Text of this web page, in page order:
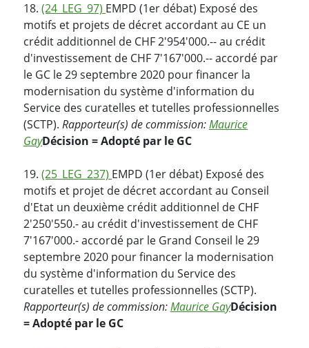
18. (24_LEG_97) EMPD (1er débat) Exposé des
motifs et projets de décret accordant au CE un
crédit additionnel de CHF 2'954'000.-- au crédit
d'investissement de CHF 7'167'000.-- accordé par
le GC le 29 septembre 2020 pour financer la
modernisation du système d'information du
Service des curatelles et tutelles professionnelles
(SCTP). Rapporteur(s) de commission:Maurice
GayDécision = Adopté par le GC
19. (25_LEG_237) EMPD (1er débat) Exposé des
motifs et projet de décret accordant au Conseil
d'Etat un deuxième crédit additionnel de CHF
2'250'550.- au crédit d'investissement de CHF
7'167'000.- accordé par le Grand Conseil le 29
septembre 2020 pour financer la modernisation
du système d'information du Service des
curatelles et tutelles professionnelles (SCTP).
Rapporteur(s) de commission:Maurice GayDécision
= Adopté par le GC